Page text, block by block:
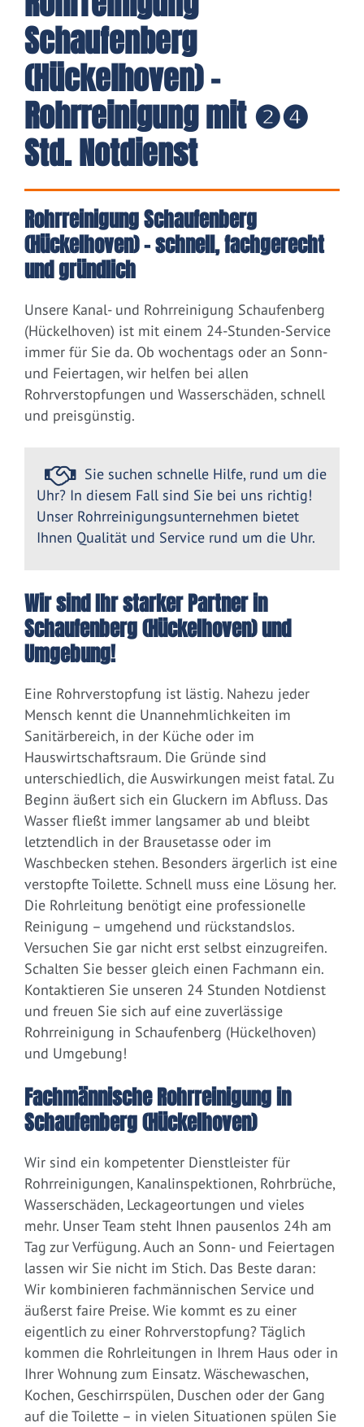
Schaufenberg
(Hückelhoven) -
Rohrreinigung mit ❷❹
Std. Notdienst
Rohrreinigung Schaufenberg
(Hückelhoven) – schnell, fachgerecht
und gründlich
Unsere Kanal- und Rohrreinigung Schaufenberg
(Hückelhoven) ist mit einem 24-Stunden-Service
immer für Sie da. Ob wochentags oder an Sonn-
und Feiertagen, wir helfen bei allen
Rohrverstopfungen und Wasserschäden, schnell
und preisgünstig.
Sie suchen schnelle Hilfe, rund um die
Uhr? In diesem Fall sind Sie bei uns richtig!
Unser Rohrreinigungsunternehmen bietet
Ihnen Qualität und Service rund um die Uhr.
Wir sind Ihr starker Partner in
Schaufenberg (Hückelhoven) und
Umgebung!
Eine Rohrverstopfung ist lästig. Nahezu jeder
Mensch kennt die Unannehmlichkeiten im
Sanitärbereich, in der Küche oder im
Hauswirtschaftsraum. Die Gründe sind
unterschiedlich, die Auswirkungen meist fatal. Zu
Beginn äußert sich ein Gluckern im Abfluss. Das
Wasser fließt immer langsamer ab und bleibt
letztendlich in der Brausetasse oder im
Waschbecken stehen. Besonders ärgerlich ist eine
verstopfte Toilette. Schnell muss eine Lösung her.
Die Rohrleitung benötigt eine professionelle
Reinigung – umgehend und rückstandslos.
Versuchen Sie gar nicht erst selbst einzugreifen.
Schalten Sie besser gleich einen Fachmann ein.
Kontaktieren Sie unseren 24 Stunden Notdienst
und freuen Sie sich auf eine zuverlässige
Rohrreinigung in Schaufenberg (Hückelhoven)
und Umgebung!
Fachmännische Rohrreinigung in
Schaufenberg (Hückelhoven)
Wir sind ein kompetenter Dienstleister für
Rohrreinigungen, Kanalinspektionen, Rohrbrüche,
Wasserschäden, Leckageortungen und vieles
mehr. Unser Team steht Ihnen pausenlos 24h am
Tag zur Verfügung. Auch an Sonn- und Feiertagen
lassen wir Sie nicht im Stich. Das Beste daran:
Wir kombinieren fachmännischen Service und
äußerst faire Preise. Wie kommt es zu einer
eigentlich zu einer Rohrverstopfung? Täglich
kommen die Rohrleitungen in Ihrem Haus oder in
Ihrer Wohnung zum Einsatz. Wäschewaschen,
Kochen, Geschirrspülen, Duschen oder der Gang
auf die Toilette – in vielen Situationen spülen Sie